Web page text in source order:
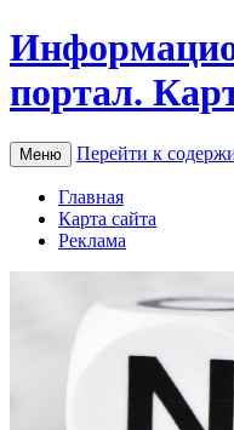
портал.
Меню Перейти к
Главная
Карта сайта
Реклама